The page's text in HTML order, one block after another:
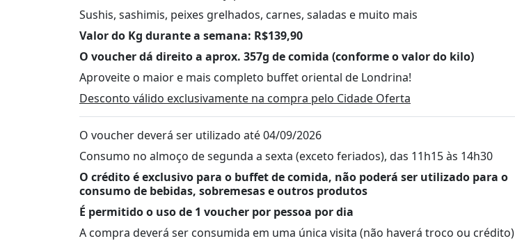
Sushis, sashimis, peixes grelhados, carnes, saladas e muito mais
Valor do Kg durante a semana: R$139,90
O voucher dá direito a aprox. 357g de comida (conforme o valor do kilo)
Aproveite o maior e mais completo buffet oriental de Londrina!
Desconto válido exclusivamente na compra pelo Cidade Oferta
O voucher deverá ser utilizado até 04/09/2026
Consumo no almoço de segunda a sexta (exceto feriados), das 11h15 às 14h30
O crédito é exclusivo para o buffet de comida, não poderá ser utilizado para o
consumo de bebidas, sobremesas e outros produtos
É permitido o uso de 1 voucher por pessoa por dia
A compra deverá ser consumida em uma única visita (não haverá troco ou crédito)